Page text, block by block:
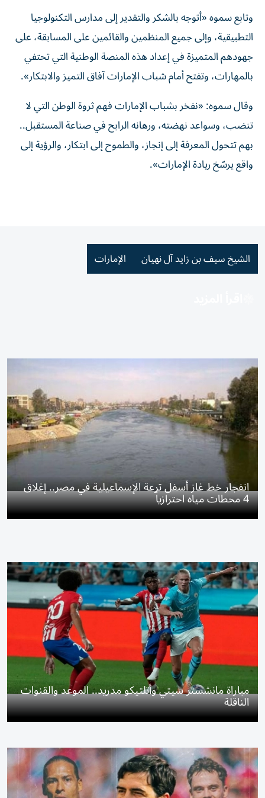
وتابع سموه «أتوجه بالشكر والتقدير إلى مدارس التكنولوجيا
التطبيقية، وإلى جميع المنظمين والقائمين على المسابقة، على
جهودهم المتميزة في إعداد هذه المنصة الوطنية التي تحتفي
بالمهارات، وتفتح أمام شباب الإمارات آفاق التميز والابتكار».
وقال سموه: «نفخر بشباب الإمارات فهم ثروة الوطن التي لا
تنضب، وسواعد نهضته، ورهانه الرابح في صناعة المستقبل..
بهم تتحول المعرفة إلى إنجاز، والطموح إلى ابتكار، والرؤية إلى
واقع يرسّخ ريادة الإمارات».
الشيخ سيف بن زايد آل نهيان الإمارات
انفجار خط غاز أسفل ترعة الإسماعيلية في مصر.. إغلاق
4 محطات مياه احترازياً
مباراة مانشستر سيتي وأتلتيكو مدريد.. الموعد والقنوات
الناقلة